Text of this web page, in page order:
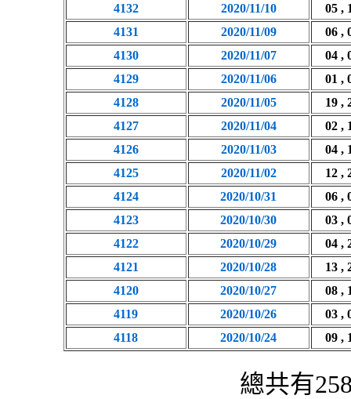
4132
2020/11/10
05 ,
4131
2020/11/09
06 ,
4130
2020/11/07
04 ,
4129
2020/11/06
01 ,
4128
2020/11/05
19 ,
4127
2020/11/04
02 ,
4126
2020/11/03
04 ,
4125
2020/11/02
12 ,
4124
2020/10/31
06 ,
4123
2020/10/30
03 ,
4122
2020/10/29
04 ,
4121
2020/10/28
13 ,
4120
2020/10/27
08 ,
4119
2020/10/26
03 ,
4118
2020/10/24 09 ,
總共有